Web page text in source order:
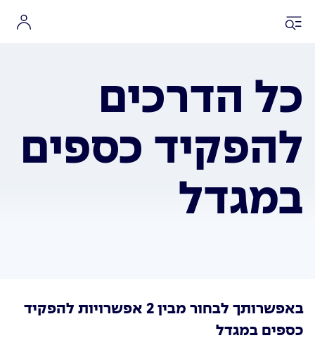
כל הדרכים
להפקיד כספים
במגדל
באפשרותך לבחור מבין 2 אפשרויות להפקיד
כספים במגדל